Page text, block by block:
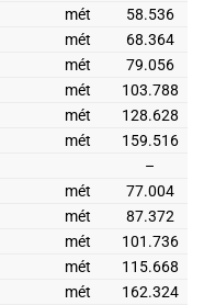
mét
58.536
mét
68.364
mét
79.056
mét
103.788
mét
128.628
mét
159.516
–
mét
77.004
mét
87.372
mét
101.736
mét
115.668
mét
162.324